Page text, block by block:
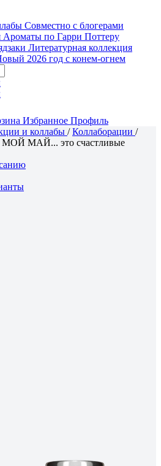
Совместно с блогерами
Ароматы по Гарри Поттеру
Литературная коллекция
2026 год с конем-огнем
Избранное Профиль
и коллабы /Коллаборации /
МОЙ МАЙ... это счастливые